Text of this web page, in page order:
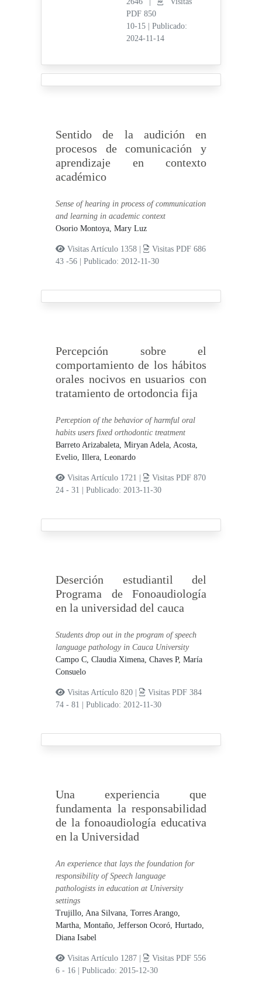
PDF 850
10-15
Publicado:
2024-11-14
Sentido de la audición en
procesos de comunicación y
aprendizaje en contexto
académico
Sense of hearing in process of communication
and learning in academic context
Osorio Montoya, Mary Luz
Visitas Artículo 1358 |
Visitas PDF 686
43 -56
|Publicado: 2012-11-30
Percepción sobre el
comportamiento de los hábitos
orales nocivos en usuarios con
tratamiento de ortodoncia fija
Perception of the behavior of harmful oral
habits users fixed orthodontic treatment
Barreto Arizabaleta, Miryan Adela,Acosta,
Evelio,Illera, Leonardo
Visitas Artículo 1721 |
Visitas PDF 870
24 - 31
|Publicado: 2013-11-30
Deserción estudiantil del
Programa de Fonoaudiología
en la universidad del cauca
Students drop out in the program of speech
language pathology in Cauca University
Campo C, Claudia Ximena,Chaves P, María
Consuelo
Visitas Artículo 820 |
Visitas PDF 384
74 - 81
|Publicado: 2012-11-30
Una experiencia que
fundamenta la responsabilidad
de la fonoaudiología educativa
en la Universidad
An experience that lays the foundation for
responsibility of Speech language
pathologists in education at University
settings
Trujillo, Ana Silvana,Torres Arango,
Martha,Montaño, Jefferson Ocoró,Hurtado,
Diana Isabel
Visitas Artículo 1287 |
Visitas PDF 556
6 - 16
|Publicado: 2015-12-30